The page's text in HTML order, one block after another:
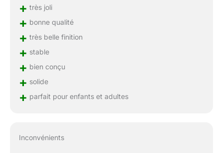
+ très joli
+ bonne qualité
+ très belle finition
+ stable
+ bien conçu
+ solide
+ parfait pour enfants et adultes
Inconvénients